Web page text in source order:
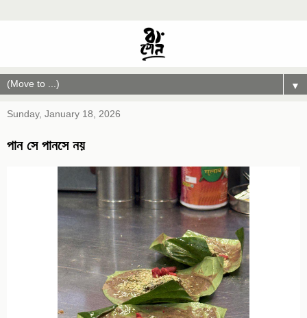
▼
Sunday, January 18, 2026
পান সে পানসে নয়